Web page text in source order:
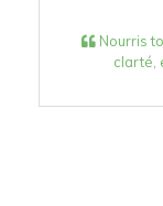
Nourris
clarté,